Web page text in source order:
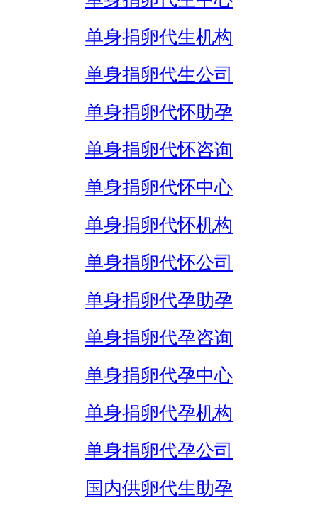
单身捐卵代生机构
单身捐卵代生公司
单身捐卵代怀助孕
单身捐卵代怀咨询
单身捐卵代怀中心
单身捐卵代怀机构
单身捐卵代怀公司
单身捐卵代孕助孕
单身捐卵代孕咨询
单身捐卵代孕中心
单身捐卵代孕机构
单身捐卵代孕公司
国内供卵代生助孕